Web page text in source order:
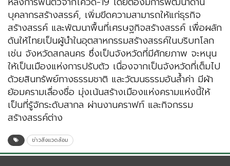
บุคลากรสร้างสรรค์, เพิ่มขีดความสามารถให้แก่ธุรกิจ
สร้างสรรค์ และพัฒนาพื้นที่เศรษฐกิจสร้างสรรค์ เพื่อผลัก
ดันให้ไทยเป็นผู้นำในอุตสาหกรรมสร้างสรรค์ในบริบทโลก
เช่น จังหวัดสกลนคร ซึ่งเป็นจังหวัดที่มีศักยภาพ จะหนุน
ให้เป็นเมืองแห่งการปรับตัว เนื่องจากเป็นจังหวัดที่เต็มไป
ด้วยสินทรัพย์ทางธรรมชาติ และวัฒนธรรมอันล้ำค่า มีผ้า
ย้อมครามเลื่องชื่อ มุ่งเน้นสร้างเมืองแห่งครามแห่งนี้ให้
เป็นที่รู้จักระดับสากล ผ่านงานคราฟท์ และกิจกรรม
สร้างสรรค์ต่าง
ข่าวสิ่งแวดล้อม